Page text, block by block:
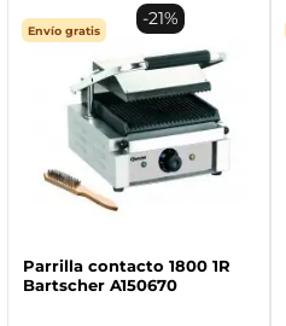
Envío gratis
Parrilla contacto 1800 1R
Bartscher A150670
-21%